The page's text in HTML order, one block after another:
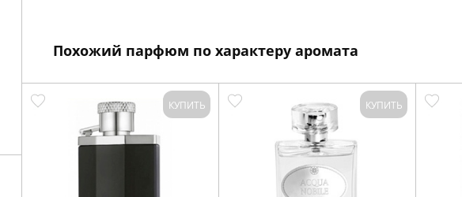
Похожий парфюм по характеру аромата
КУПИТЬ КУПИТЬ